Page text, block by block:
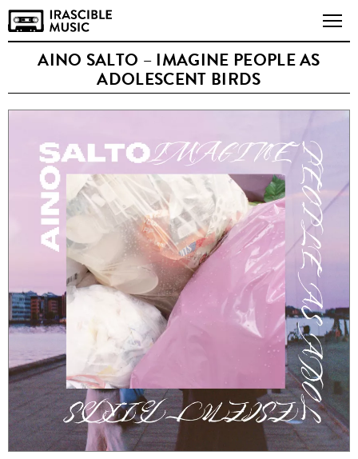
AINO SALTO – IMAGINE PEOPLE AS
ADOLESCENT BIRDS